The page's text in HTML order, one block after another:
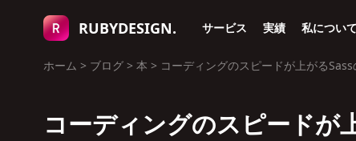
RUBYDESIGN. サービス 実績 私について
ホーム > ブログ> 本 > コーディングのスピードが上がるSass
コーディングのスピードが